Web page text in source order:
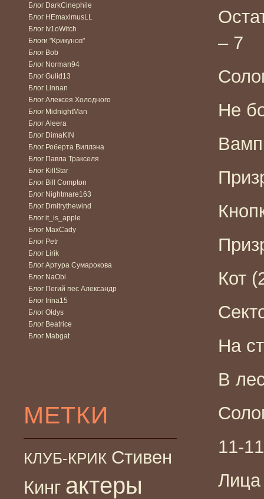
Блог DarkCinephile
Блог HEmaximusLL
Блог Iv1oWitch
Блоги "Крикунов"
Блог Bob
Блог Norman94
Блог Gulid13
Блог Linnan
Блог Алексея Холодного
Блог MidnightMan
Блог Aleera
Блог DimaKIN
Блог Роберта Виллэна
Блог Павла Тракселя
Блог KillStar
Блог Bill Compton
Блог Nightmare163
Блог Dmitrythewind
Блог it_is_apple
Блог MaxCady
Блог Petr
Блог Lirik
Блог Артура Сумарокова
Блог NaObi
Блог Пегий пес Александр
Блог Irina15
Блог Oldys
Блог Beatrice
Блог Mabgat
МЕТКИ
КЛУБ-КРИК Стивен
Кинг актеры
– 7
Не
Кот
На
В
11-
Лица